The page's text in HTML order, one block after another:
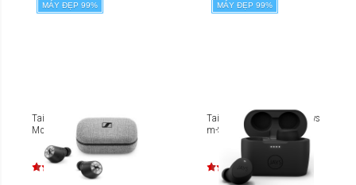
MÁY ĐẸP 99%
Tai nghe Sennheiser
Momentum True Wireless
MÁY ĐẸP 99%
Tai nghe True Wireless Jays
m-Seven